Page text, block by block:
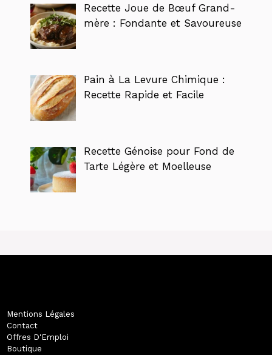
Recette Joue de Bœuf Grand-
mère : Fondante et Savoureuse
Pain à La Levure Chimique :
Recette Rapide et Facile
Recette Génoise pour Fond de
Tarte Légère et Moelleuse
Mentions Légales
Contact
Offres D'Emploi
Boutique